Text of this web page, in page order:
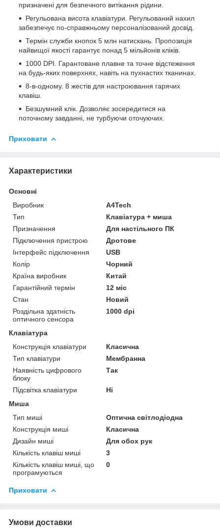
призначені для безпечного витікання рідини.
Регульована висота клавіатури. Регульований нахил
забезпечує по-справжньому персоналізований досвід.
Термін служби кнопок 5 млн натискань. Пропозиція
найвищої якості гарантує понад 5 мільйонів кліків.
1000 DPI. Гарантоване плавне та точне відстеження
на будь-яких поверхнях, навіть на пухнастих тканинах.
8-в-одному. 8 жестів для настроювання гарячих
клавіш.
Безшумний клік. Дозволяє зосередитися на
поточному завданні, не турбуючи оточуючих.
Приховати
Характеристики
Основні
Виробник
A4Tech
Тип
Клавіатура + миша
Призначення
Для настільного ПК
Підключення пристрою
Дротове
Інтерфейс підключення
USB
Колір
Чорний
Країна виробник
Китай
Гарантійний термін
12 міс
Стан
Новий
Роздільна здатність
оптичного сенсора
1000 dpi
Клавіатура
Конструкція клавіатури
Класична
Тип клавіатури
Мембранна
Наявність цифрового
блоку
Так
Підсвітка клавіатури
Ні
Миша
Тип миші
Оптична світлодіодна
Конструкція миші
Класична
Дизайн миші
Для обох рук
Кількість клавіш миші
3
Кількість клавіш миші, що
програмуються
0
Приховати
Умови доставки